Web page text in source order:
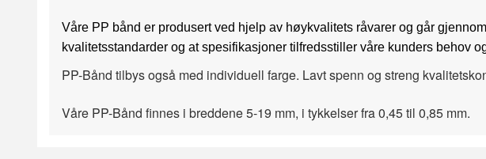
Våre PP bånd er produsert ved hjelp av høykvalitets råvarer og går
kvalitetsstandarder og at spesifikasjoner tilfredsstiller våre kunders behov
PP-Bånd tilbys også med individuell farge. Lavt spenn og streng
Våre PP-Bånd finnes i breddene5-19 mm, i tykkelserfra0,45til 0,85 mm.